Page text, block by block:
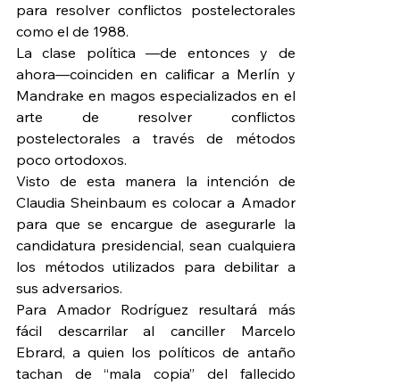
para resolver conflictos postelectorales
como el de 1988.
La clase política —de entonces y de
ahora—coinciden en calificar a Merlín y
Mandrake en magos especializados en el
arte de resolver conflictos
postelectorales a través de métodos
poco ortodoxos.
Visto de esta manera la intención de
Claudia Sheinbaum es colocar a Amador
para que se encargue de asegurarle la
candidatura presidencial, sean cualquiera
los métodos utilizados para debilitar a
sus adversarios.
Para Amador Rodríguez resultará más
fácil descarrilar al canciller Marcelo
Ebrard, a quien los políticos de antaño
tachan de “mala copia” del fallecido